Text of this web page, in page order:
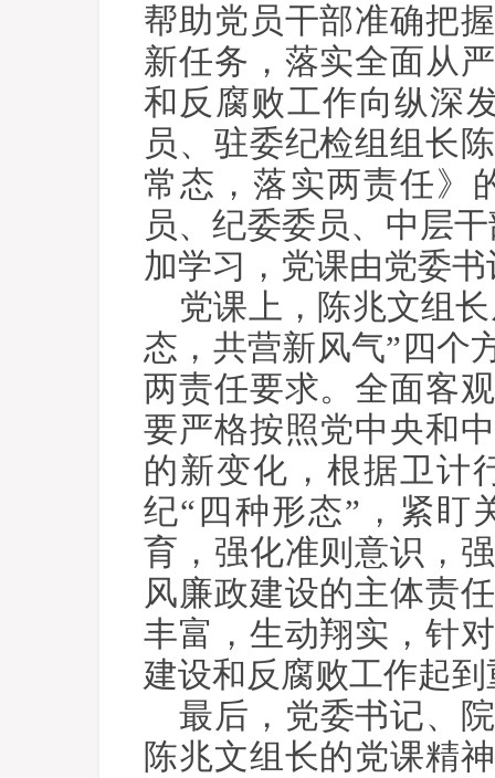
帮助党员干部准确把
新任务，落实全面从
和反腐败工作向纵深
员、驻委纪检组组长
常态，落实两责任》
员、纪委委员、中层
加学习，党课由党委
党课上，陈兆文组
态，共营新风气”四个
两责任要求。全面客
要严格按照党中央和
的新变化，根据卫计
纪“四种形态”，紧盯
育，强化准则意识，
风廉政建设的主体责
丰富，生动翔实，针
建设和反腐败工作起
最后，党委书记、
陈兆文组长的党课精